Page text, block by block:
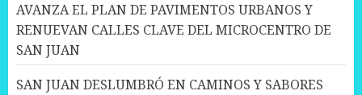
AVANZA EL PLAN DE PAVIMENTOS URBANOS Y
RENUEVAN CALLES CLAVE DEL MICROCENTRO DE
SAN JUAN
SAN JUAN DESLUMBRÓ EN CAMINOS Y SABORES